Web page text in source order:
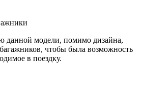
данной модели, помимо дизайна,
чтобы была возможность
в поездку.